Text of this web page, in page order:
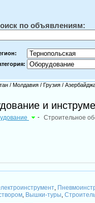
по объявлениям:
/ Молдавия / Грузия /
и
- Строительное
,
, Вышки-туры